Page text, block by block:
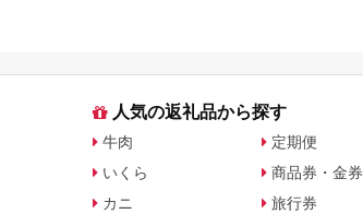
人気の返礼品から探す
牛肉
いくら
カニ
定期便
商品券・金券
旅行券